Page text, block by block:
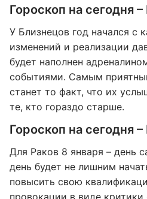
Гороскоп на сегодня
У Близнецов год начался с
изменений и реализации
будет наполнен
событиями. Самым
станет то факт, что их
те, кто гораздо старше.
Гороскоп на сегодня –
Для Раков 8 января – день
день будет не лишним
повысить свою
провокации в виде